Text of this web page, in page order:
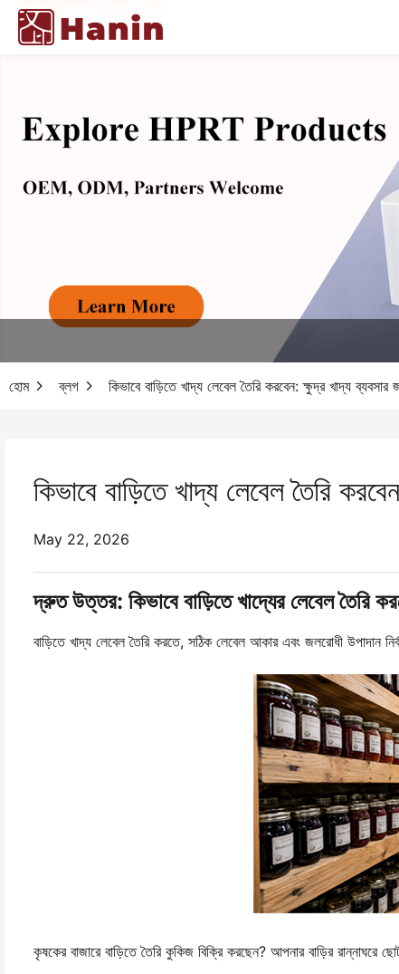
হোম ব্লগ কিভাবে বাড়িতে খাদ্য লেবেল তৈরি করবেন: ক্ষুদ্র খাদ্য
কিভাবে বাড়িতে খাদ্য লেবেল তৈরি
May 22, 2026
দ্রুত উত্তর: কিভাবে বাড়িতে খাদ্যের লেবেল তৈরি
বাড়িতে খাদ্য লেবেল তৈরি করতে, সঠিক লেবেল আকার এবং জলরোধী উপাদান
কৃষকের বাজারে বাড়িতে তৈরি কুকিজ বিক্রি করছেন? আপনার বাড়ির রান্নাঘরে